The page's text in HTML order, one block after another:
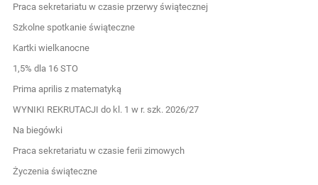
Praca sekretariatu w czasie przerwy świątecznej
Szkolne spotkanie świąteczne
Kartki wielkanocne
1,5% dla 16 STO
Prima aprilis z matematyką
WYNIKI REKRUTACJI do kl. 1 w r. szk. 2026/27
Na biegówki
Praca sekretariatu w czasie ferii zimowych
Życzenia świąteczne